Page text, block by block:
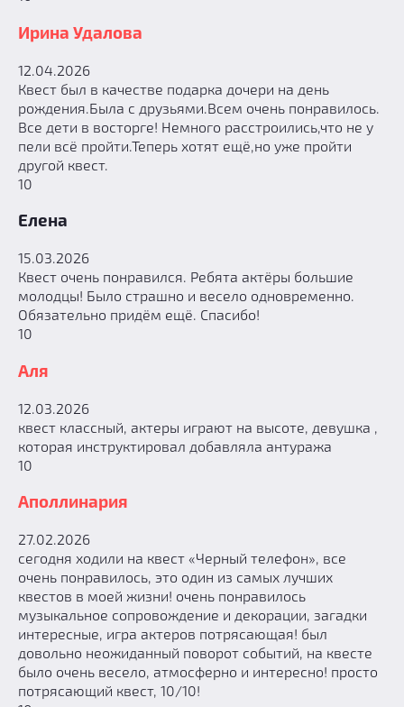
Ирина Удалова
12.04.2026
Квест был в качестве подарка дочери на день
рождения.Была с друзьями.Всем очень понравилось.
Все дети в восторге! Немного расстроились,что не у
пели всё пройти.Теперь хотят ещё,но уже пройти
другой квест.
10
Елена
15.03.2026
Квест очень понравился. Ребята актёры большие
молодцы! Было страшно и весело одновременно.
Обязательно придём ещё. Спасибо!
10
Аля
12.03.2026
квест классный, актеры играют на высоте, девушка ,
которая инструктировал добавляла антуража
10
Аполлинария
27.02.2026
сегодня ходили на квест «Черный телефон», все
очень понравилось, это один из самых лучших
квестов в моей жизни! очень понравилось
музыкальное сопровождение и декорации, загадки
интересные, игра актеров потрясающая! был
довольно неожиданный поворот событий, на квесте
было очень весело, атмосферно и интересно! просто
потрясающий квест, 10/10!